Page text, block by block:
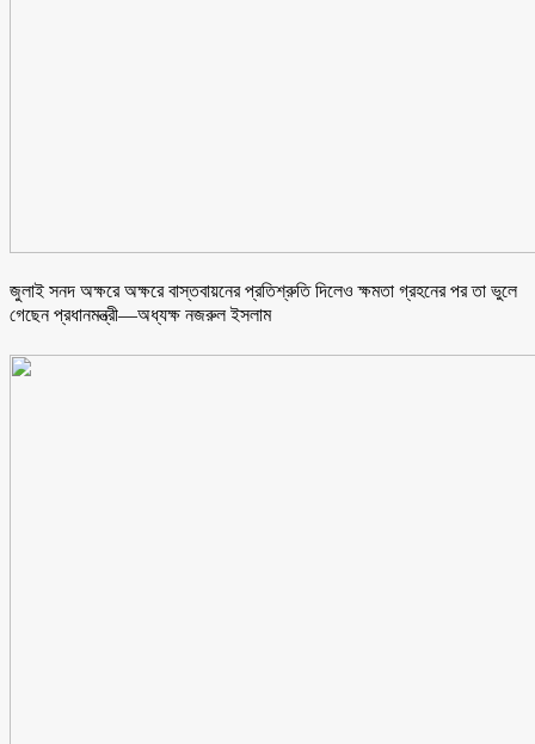
জুলাই সনদ অক্ষরে অক্ষরে বাস্তবায়নের প্রতিশ্রুতি দিলেও ক্ষমতা গ্রহনের পর তা ভুলে
গেছেন প্রধানমন্ত্রী—অধ্যক্ষ নজরুল ইসলাম